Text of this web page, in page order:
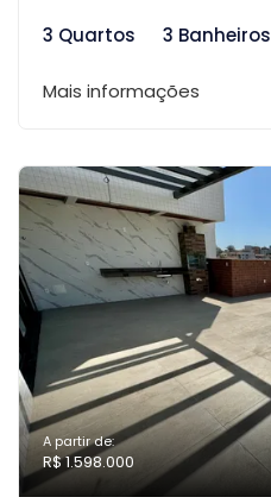
3 Quartos
3 Banheiros
Mais informações
A partir de:
R$ 1.598.000